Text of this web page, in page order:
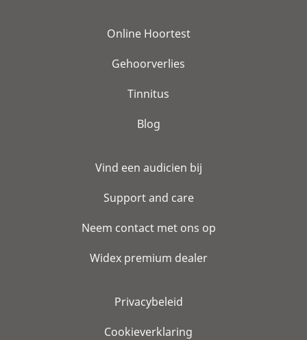
Online Hoortest
Gehoorverlies
Tinnitus
Blog
Vind een audicien bij
Support and care
Neem contact met ons op
Widex premium dealer
Privacybeleid
Cookieverklaring